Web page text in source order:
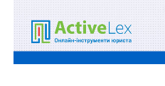
землю за рішенням
1996 році, але після
державний земельний
відповідну технічну